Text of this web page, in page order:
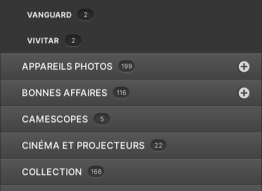
VANGUARD 2
VIVITAR 2
APPAREILS PHOTOS 199
BONNES AFFAIRES 116
CAMESCOPES 5
CINÉMA ET PROJECTEURS 22
COLLECTION 166
Revue
Ricoh
Rodenstock
Rollei
Samyang
Sekonic
Sirui
Slik
MINOLTA WINDER G
€25.00